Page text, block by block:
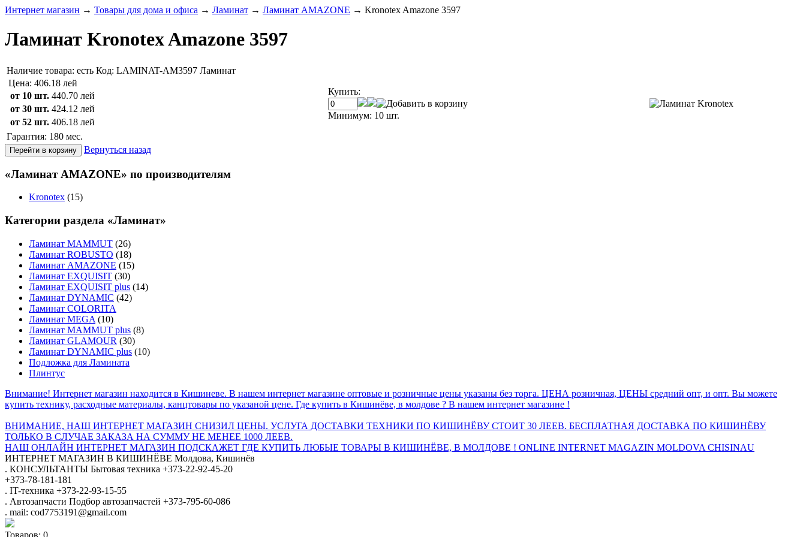
Интернет магазин → Товары для дома и офиса → Ламинат → Ламинат AMAZONE → Kronotex Amazone 3597
Ламинат Kronotex Amazone 3597
Наличие товара: есть Код: LAMINAT-AM3597 Ламинат
Цена: 406.18 лей
от 10 шт. 440.70 лей
от 30 шт. 424.12 лей
от 52 шт. 406.18 лей
Купить:
Минимум: 10 шт.
Гарантия: 180 мес.
Вернуться назад
«Ламинат AMAZONE» по производителям
Kronotex (15)
Категории раздела «Ламинат»
Ламинат MAMMUT (26)
Ламинат ROBUSTO (18)
Ламинат AMAZONE (15)
Ламинат EXQUISIT (30)
Ламинат EXQUISIT plus (14)
Ламинат DYNAMIC (42)
Ламинат COLORITA
Ламинат MEGA (10)
Ламинат MAMMUT plus (8)
Ламинат GLAMOUR (30)
Ламинат DYNAMIC plus (10)
Подложка для Ламината
Плинтус
Внимание! Интернет магазин находится в Кишиневе. В нашем интернет магазине оптовые и розничные цены указаны без торга. ЦЕНА розничная, ЦЕНЫ средний опт, и опт. Вы можете
купить технику, расходные материалы, канцтовары по указаной цене. Где купить в Кишинёве, в молдове ? В нашем интернет магазине !
ВНИМАНИЕ, НАШ ИНТЕРНЕТ МАГАЗИН СНИЗИЛ ЦЕНЫ. УСЛУГА ДОСТАВКИ ТЕХНИКИ ПО КИШИНЁВУ СТОИТ 30 ЛЕЕВ. БЕСПЛАТНАЯ ДОСТАВКА ПО КИШИНЁВУ
ТОЛЬКО В СЛУЧАЕ ЗАКАЗА НА СУММУ НЕ МЕНЕЕ 1000 ЛЕЕВ.
НАШ ОНЛАЙН ИНТЕРНЕТ МАГАЗИН ПОДСКАЖЕТ ГДЕ КУПИТЬ ЛЮБЫЕ ТОВАРЫ В КИШИНЁВЕ, В МОЛДОВЕ ! ONLINE INTERNET MAGAZIN MOLDOVA CHISINAU
ИНТЕРНЕТ МАГАЗИН В КИШИНЁВЕ Молдова, Кишинёв
. КОНСУЛЬТАНТЫ Бытовая техника +373-22-92-45-20
+373-78-181-181
. IT-техника +373-22-93-15-55
. Автозапчасти Подбор автозапчастей +373-795-60-086
. mail: cod7753191@gmail.com
Товаров: 0